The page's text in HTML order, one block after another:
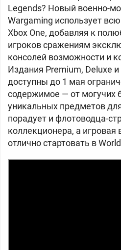
Legends? Новый военно-
Wargaming использует
Xbox One, добавляя к
игроков сражениям
консолей возможности и
Издания Premium, Deluxe
доступны до 1 мая
содержимое — от могучих
уникальных предметов
порадует и флотоводца-
коллекционера, а
отлично стартовать в